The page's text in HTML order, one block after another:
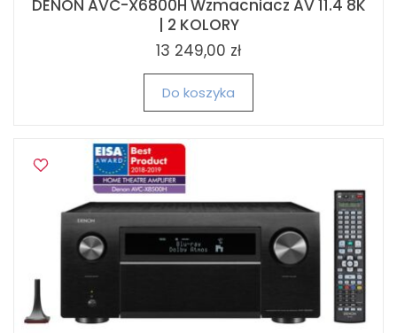
DENON AVC-X6800H Wzmacniacz AV 11.4 8K
| 2 KOLORY
13 249,00 zł
Do koszyka